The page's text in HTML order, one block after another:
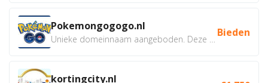
Pokemongogogo.nl Bieden
kortingcity.nl